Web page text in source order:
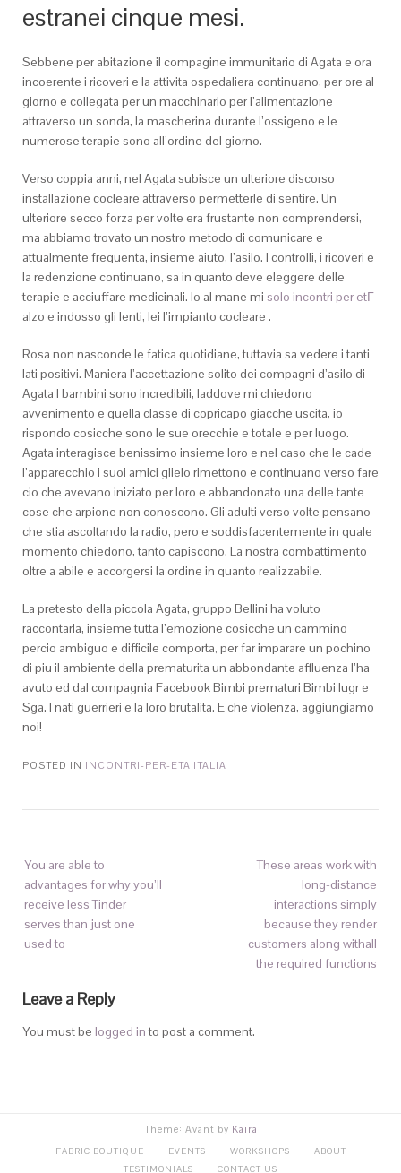
estranei cinque mesi.
Sebbene per abitazione il compagine immunitario di Agata e ora
incoerente i ricoveri e la attivita ospedaliera continuano, per ore al
giorno e collegata per un macchinario per l’alimentazione
attraverso un sonda, la mascherina durante l’ossigeno e le
numerose terapie sono all’ordine del giorno.
Verso coppia anni, nel Agata subisce un ulteriore discorso
installazione cocleare attraverso permetterle di sentire. Un
ulteriore secco forza per volte era frustante non comprendersi,
ma abbiamo trovato un nostro metodo di comunicare e
attualmente frequenta, insieme aiuto, l’asilo. I controlli, i ricoveri e
la redenzione continuano, sa in quanto deve eleggere delle
terapie e acciuffare medicinali. Io al mane mi solo incontri per etГ
alzo e indosso gli lenti, lei l’impianto cocleare .
Rosa non nasconde le fatica quotidiane, tuttavia sa vedere i tanti
lati positivi. Maniera l’accettazione solito dei compagni d’asilo di
Agata I bambini sono incredibili, laddove mi chiedono
avvenimento e quella classe di copricapo giacche uscita, io
rispondo cosicche sono le sue orecchie e totale e per luogo.
Agata interagisce benissimo insieme loro e nel caso che le cade
l’apparecchio i suoi amici glielo rimettono e continuano verso fare
cio che avevano iniziato per loro e abbandonato una delle tante
cose che arpione non conoscono. Gli adulti verso volte pensano
che stia ascoltando la radio, pero e soddisfacentemente in quale
momento chiedono, tanto capiscono. La nostra combattimento
oltre a abile e accorgersi la ordine in quanto realizzabile.
La pretesto della piccola Agata, gruppo Bellini ha voluto
raccontarla, insieme tutta l’emozione cosicche un cammino
percio ambiguo e difficile comporta, per far imparare un pochino
di piu il ambiente della prematurita un abbondante affluenza l’ha
avuto ed dal compagnia Facebook Bimbi prematuri Bimbi Iugr e
Sga. I nati guerrieri e la loro brutalita. E che violenza, aggiungiamo
noi!
POSTED IN INCONTRI-PER-ETA ITALIA
You are able to
advantages for why you’ll
receive less Tinder
serves than just one
used to
These areas work with
long-distance
interactions simply
because they render
customers along withall
the required functions
Leave a Reply
You must be logged into post a comment.
Theme: Avant by Kaira
FABRIC BOUTIQUE EVENTS WORKSHOPS
ABOUT
TESTIMONIALS
CONTACT US